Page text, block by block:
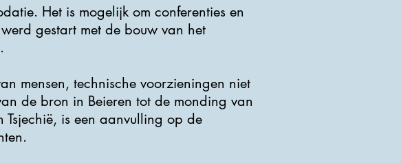
Het is mogelijk om conferenties en
gestart met de bouw van het
mensen, technische voorzieningen niet
de bron in Beieren tot de monding van
is een aanvulling op de